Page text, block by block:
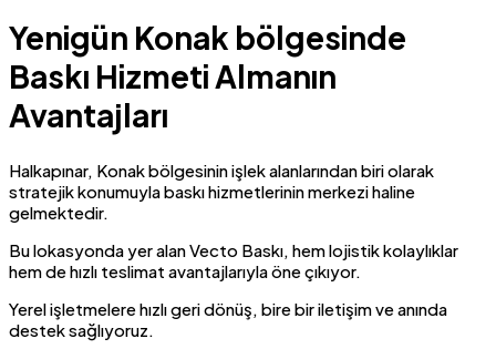
Yenigün Konak bölgesinde
Baskı Hizmeti Almanın
Avantajları
Halkapınar, Konak bölgesinin işlek alanlarından biri olarak
stratejik konumuyla baskı hizmetlerinin merkezi haline
gelmektedir.
Bu lokasyonda yer alan Vecto Baskı, hem lojistik kolaylıklar
hem de hızlı teslimat avantajlarıyla öne çıkıyor.
Yerel işletmelere hızlı geri dönüş, bire bir iletişim ve anında
destek sağlıyoruz.